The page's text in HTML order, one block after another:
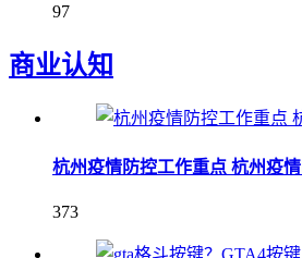
97
商业认知
杭州疫情防控工作重点 杭州疫
373